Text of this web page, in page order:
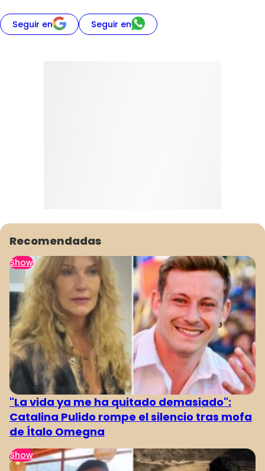
Seguir en Seguir en
Recomendadas
Show
"La vida ya me ha quitado demasiado":
Catalina Pulido rompe el silencio tras mofa
de Ítalo Omegna
Show